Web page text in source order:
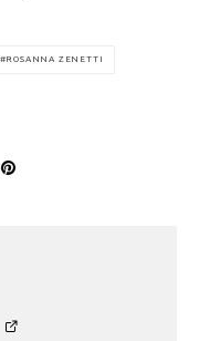
ROSANNA ZENETTI